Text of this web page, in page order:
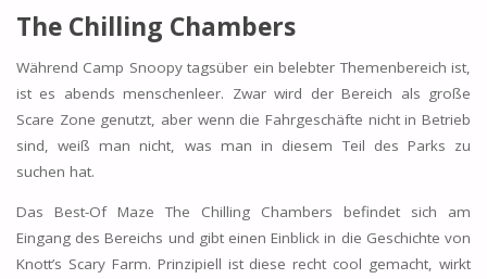
The Chilling Chambers
Während Camp Snoopy tagsüber ein belebter Themenbereich ist,
ist es abends menschenleer. Zwar wird der Bereich als große
Scare Zone genutzt, aber wenn die Fahrgeschäfte nicht in Betrieb
sind, weiß man nicht, was man in diesem Teil des Parks zu
suchen hat.
Das Best-Of Maze The Chilling Chambers befindet sich am
Eingang des Bereichs und gibt einen Einblick in die Geschichte von
Knott’s Scary Farm. Prinzipiell ist diese recht cool gemacht, wirkt